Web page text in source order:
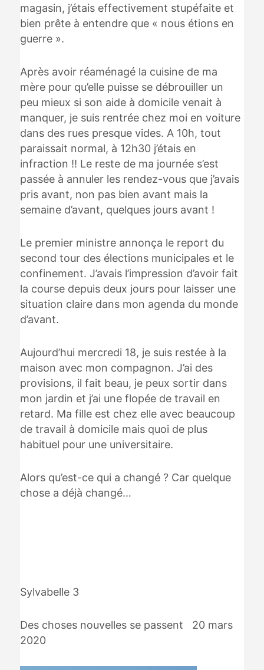
magasin, j’étais effectivement stupéfaite et
bien prête à entendre que « nous étions en
guerre ».
Après avoir réaménagé la cuisine de ma
mère pour qu’elle puisse se débrouiller un
peu mieux si son aide à domicile venait à
manquer, je suis rentrée chez moi en voiture
dans des rues presque vides. A 10h, tout
paraissait normal, à 12h30 j’étais en
infraction !! Le reste de ma journée s’est
passée à annuler les rendez-vous que j’avais
pris avant, non pas bien avant mais la
semaine d’avant, quelques jours avant !
Le premier ministre annonça le report du
second tour des élections municipales et le
confinement. J’avais l’impression d’avoir fait
la course depuis deux jours pour laisser une
situation claire dans mon agenda du monde
d’avant.
Aujourd’hui mercredi 18, je suis restée à la
maison avec mon compagnon. J’ai des
provisions, il fait beau, je peux sortir dans
mon jardin et j’ai une flopée de travail en
retard. Ma fille est chez elle avec beaucoup
de travail à domicile mais quoi de plus
habituel pour une universitaire.
Alors qu’est-ce qui a changé ? Car quelque
chose a déjà changé…
Sylvabelle 3
Des choses nouvelles se passent 20 mars
2020